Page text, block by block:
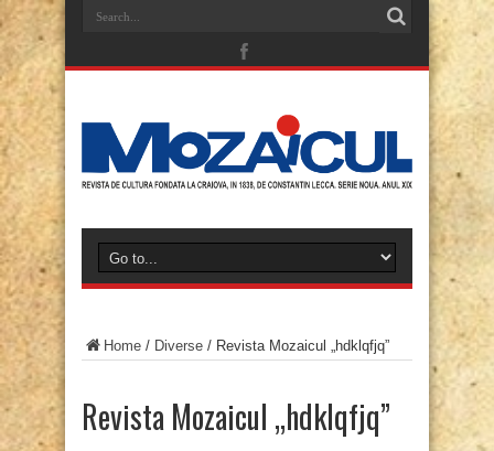
Home / Diverse / Revista Mozaicul „hdklqfjq”
Revista Mozaicul „hdklqfjq”